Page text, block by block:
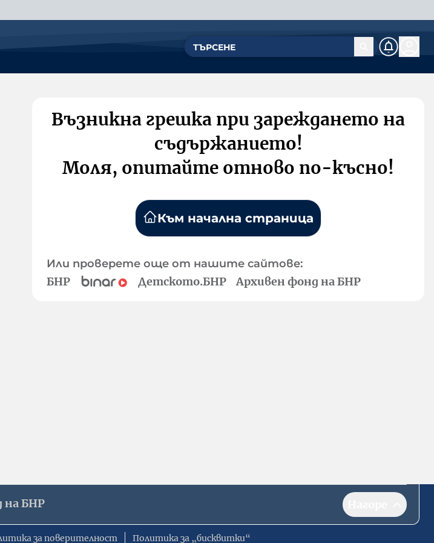
Възникна грешка при зареждането на
съдържанието!
Моля, опитайте отново по-късно!
Към начална страница
Или проверете още от нашите сайтове:
БНР Детското.БНР Архивен фонд на БНР
на БНР
за поверителност Политика за „бисквитки“